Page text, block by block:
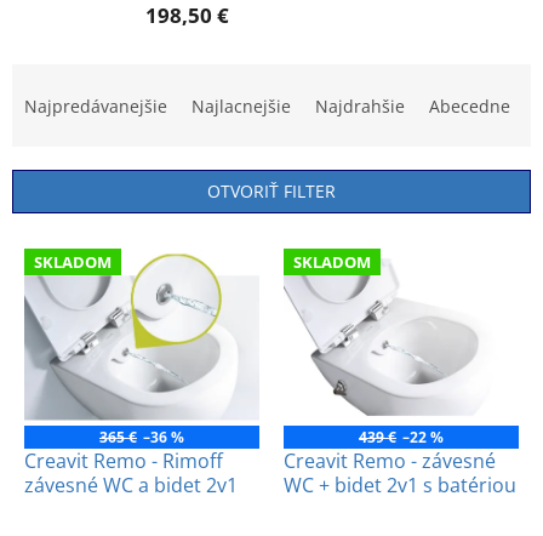
198,50 €
n
i
o
d
o
Najpredávanejšie Najlacnejšie Najdrahšie Abecedne
OTVORIŤ FILTER
V
p
o
u
SKLADOM
365 € –36 %
Creavit Remo - Rimoff
závesné WC a bidet 2v1
SKLADOM
439 € –22 %
Creavit Remo - závesné
WC + bidet 2v1 s batériou